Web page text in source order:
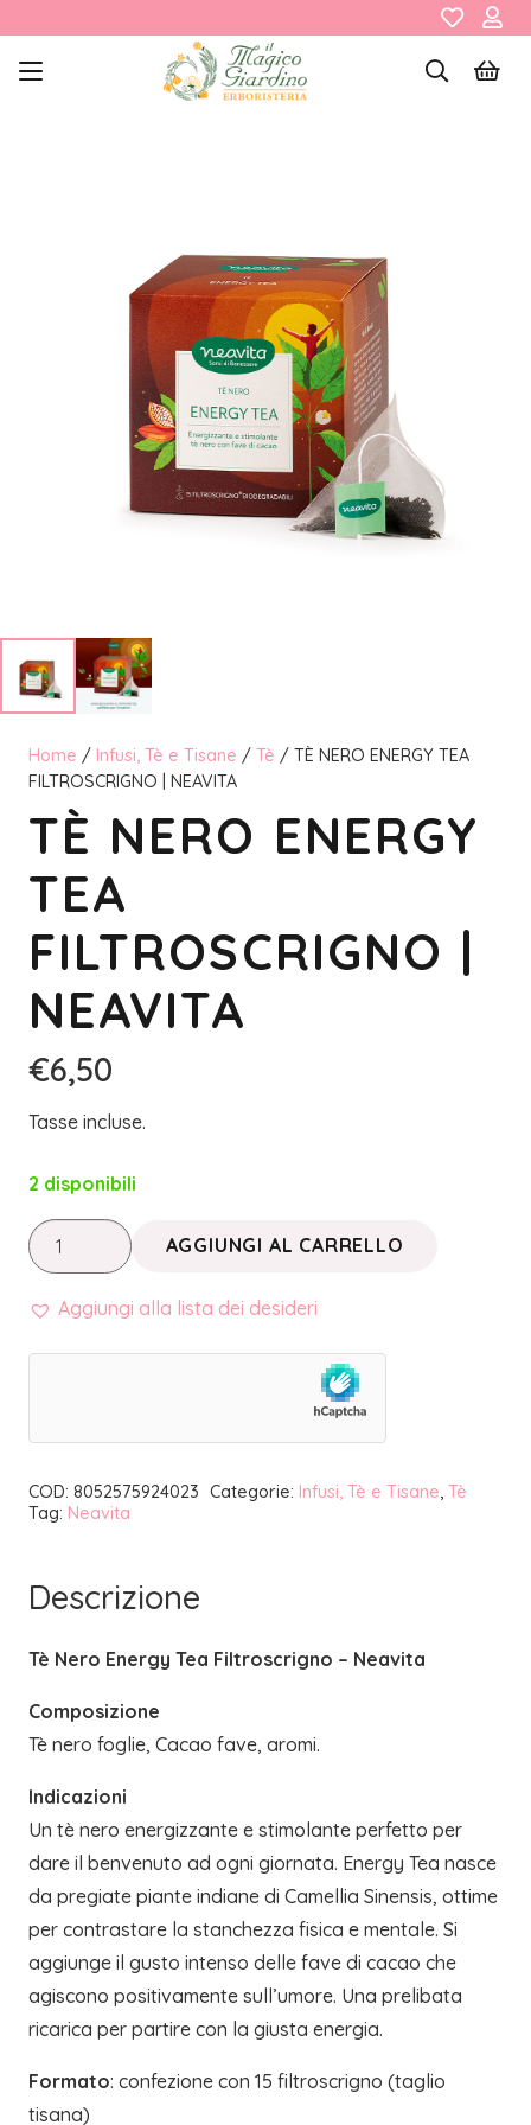
Home / Infusi, Tè e Tisane / Tè / TÈ NERO ENERGY TEA
FILTROSCRIGNO | NEAVITA
TÈ NERO ENERGY
TEA
FILTROSCRIGNO |
NEAVITA
€6,50
Tasse incluse.
2 disponibili
TÈ
NERO
ENERGY
AGGIUNGI AL CARRELLO
Aggiungi alla lista dei desideri
COD: 8052575924023 Categorie: Infusi, Tè e Tisane, Tè
Tag: Neavita
Descrizione
Tè Nero Energy Tea Filtroscrigno – Neavita
Composizione
Tè nero foglie, Cacao fave, aromi.
Indicazioni
Un tè nero energizzante e stimolante perfetto per
dare il benvenuto ad ogni giornata. Energy Tea nasce
da pregiate piante indiane di Camellia Sinensis, ottime
per contrastare la stanchezza fisica e mentale. Si
aggiunge il gusto intenso delle fave di cacao che
agiscono positivamente sull’umore. Una prelibata
ricarica per partire con la giusta energia.
Formato: confezione con 15 filtroscrigno (taglio
tisana)